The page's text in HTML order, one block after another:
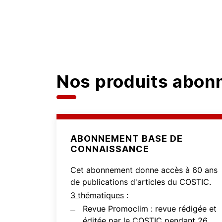
Nos produits
ABONNEMENT BASE DE
CONNAISSANCE
Cet abonnement donne accès à 60 ans
de publications d'articles du COSTIC.
3 thématiques :
Revue Promoclim : revue rédigée et